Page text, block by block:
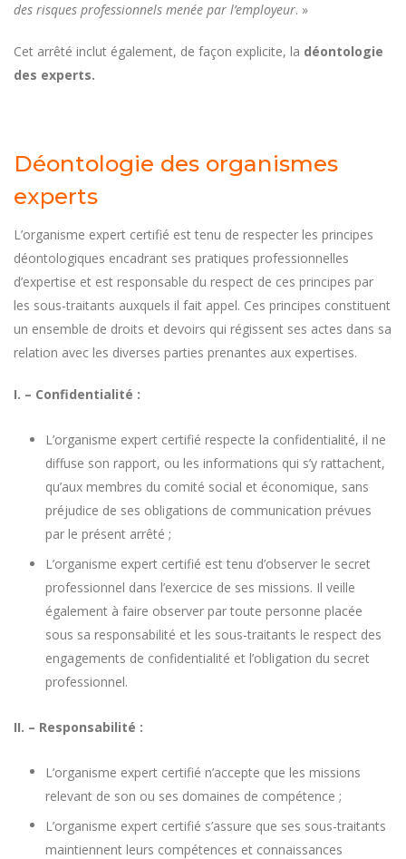
des risques professionnels menée par l’employeur. »
Cet arrêté inclut également, de façon explicite, la déontologie
des experts.
Déontologie des organismes
experts
L’organisme expert certifié est tenu de respecter les principes
déontologiques encadrant ses pratiques professionnelles
d’expertise et est responsable du respect de ces principes par
les sous-traitants auxquels il fait appel. Ces principes constituent
un ensemble de droits et devoirs qui régissent ses actes dans sa
relation avec les diverses parties prenantes aux expertises.
I. – Confidentialité :
L’organisme expert certifié respecte la confidentialité, il ne
diffuse son rapport, ou les informations qui s’y rattachent,
qu’aux membres du comité social et économique, sans
préjudice de ses obligations de communication prévues
par le présent arrêté ;
L’organisme expert certifié est tenu d’observer le secret
professionnel dans l’exercice de ses missions. Il veille
également à faire observer par toute personne placée
sous sa responsabilité et les sous-traitants le respect des
engagements de confidentialité et l’obligation du secret
professionnel.
II. – Responsabilité :
L’organisme expert certifié n’accepte que les missions
relevant de son ou ses domaines de compétence ;
L’organisme expert certifié s’assure que ses sous-traitants
maintiennent leurs compétences et connaissances